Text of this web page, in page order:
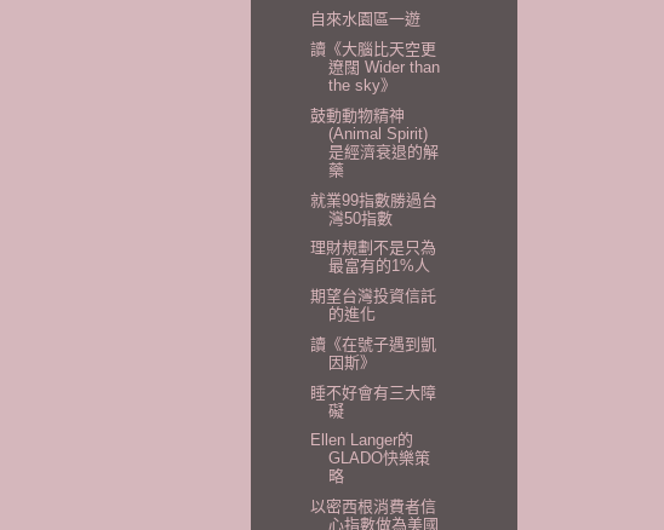
自來水園區一遊
讀《大腦比天空更
遼闊 Wider than
the sky》
鼓動動物精神
(Animal Spirit)
是經濟衰退的解
藥
就業99指數勝過台
灣50指數
理財規劃不是只為
最富有的1%人
期望台灣投資信託
的進化
讀《在號子遇到凱
因斯》
睡不好會有三大障
礙
Ellen Langer的
GLADO快樂策
略
以密西根消費者信
心指數做為美國